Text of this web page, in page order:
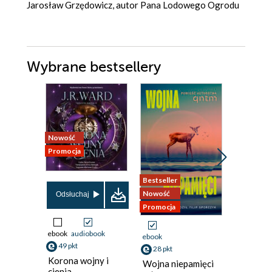
Jarosław Grzędowicz, autor Pana Lodowego Ogrodu
Wybrane bestsellery
Nowość
Promocja
Odsłuchaj
ebook audiobook
49 pkt
Korona wojny i
Bestseller
Nowość
Promocja
ebook
28 pkt
Wojna niepamięci